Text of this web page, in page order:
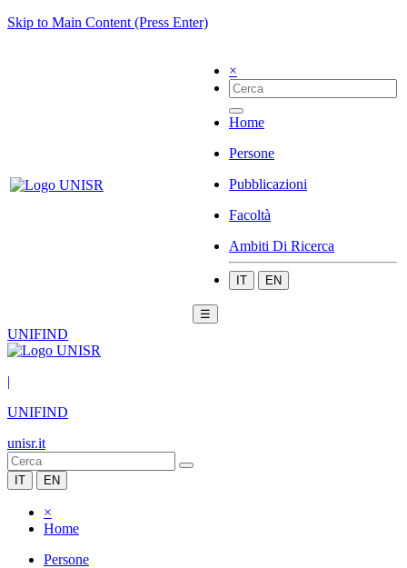
Skip to Main Content (Press Enter)
×
Home
Persone
Pubblicazioni
Facoltà
Ambiti Di Ricerca
IT EN
☰
UNIFIND
|
UNIFIND
unisr.it
IT EN
×
Home
Persone